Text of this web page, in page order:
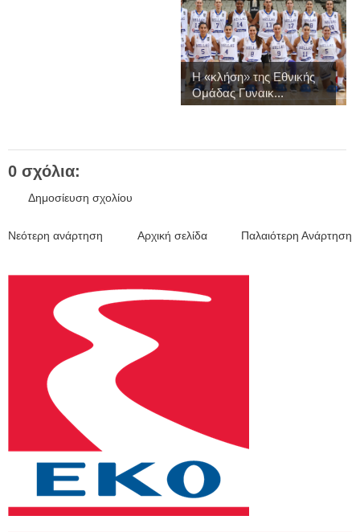
Η «κλήση» της Εθνικής
Ομάδας Γυναικ...
0 σχόλια:
Δημοσίευση σχολίου
Νεότερη ανάρτηση Παλαιότερη Ανάρτηση
Αρχική σελίδα